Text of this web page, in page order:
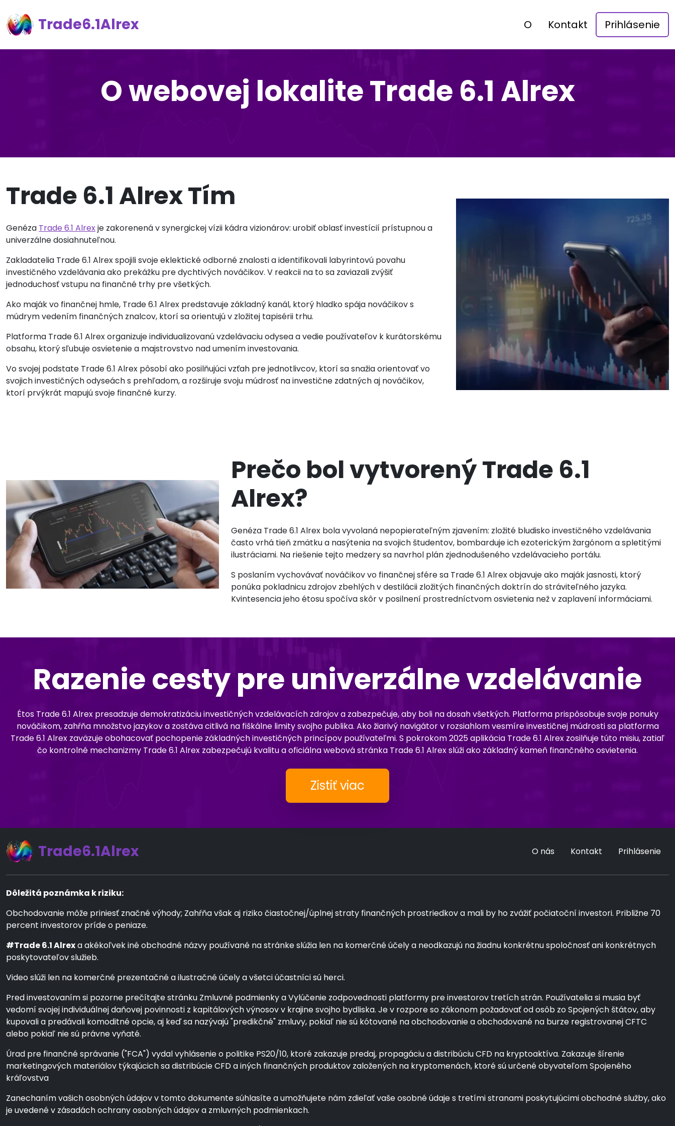
Trade6.1Alrex O Kontakt Prihlásenie
O webovej lokalite Trade 6.1 Alrex
Trade 6.1 Alrex Tím
Genéza Trade 6.1 Alrexje zakorenená v synergickej vízii kádra vizionárov: urobiť oblasť investícií prístupnou a
univerzálne dosiahnuteľnou.
Zakladatelia Trade 6.1 Alrex spojili svoje eklektické odborné znalosti a identifikovali labyrintovú povahu
investičného vzdelávania ako prekážku pre dychtivých nováčikov. V reakcii na to sa zaviazali zvýšiť
jednoduchosť vstupu na finančné trhy pre všetkých.
Ako maják vo finančnej hmle, Trade 6.1 Alrex predstavuje základný kanál, ktorý hladko spája nováčikov s
múdrym vedením finančných znalcov, ktorí sa orientujú v zložitej tapisérii trhu.
Platforma Trade 6.1 Alrex organizuje individualizovanú vzdelávaciu odysea a vedie používateľov k kurátorskému
obsahu, ktorý sľubuje osvietenie a majstrovstvo nad umením investovania.
Vo svojej podstate Trade 6.1 Alrex pôsobí ako posilňujúci vzťah pre jednotlivcov, ktorí sa snažia orientovať vo
svojich investičných odyseách s prehľadom, a rozširuje svoju múdrosť na investične zdatných aj nováčikov,
ktorí prvýkrát mapujú svoje finančné kurzy.
Prečo bol vytvorený Trade 6.1
Alrex?
Genéza Trade 6.1 Alrex bola vyvolaná nepopierateľným zjavením: zložité bludisko investičného vzdelávania
často vrhá tieň zmätku a nasýtenia na svojich študentov, bombarduje ich ezoterickým žargónom a spletitými
ilustráciami. Na riešenie tejto medzery sa navrhol plán zjednodušeného vzdelávacieho portálu.
S poslaním vychovávať nováčikov vo finančnej sfére sa Trade 6.1 Alrex objavuje ako maják jasnosti, ktorý
ponúka pokladnicu zdrojov zbehlých v destilácii zložitých finančných doktrín do stráviteľného jazyka.
Kvintesencia jeho étosu spočíva skôr v posilnení prostredníctvom osvietenia než v zaplavení informáciami.
Razenie cesty pre univerzálne vzdelávanie
Étos Trade 6.1 Alrex presadzuje demokratizáciu investičných vzdelávacích zdrojov a zabezpečuje, aby boli na dosah všetkých. Platforma prispôsobuje svoje ponuky
nováčikom, zahŕňa množstvo jazykov a zostáva citlivá na fiškálne limity svojho publika. Ako žiarivý navigátor v rozsiahlom vesmíre investičnej múdrosti sa platforma
Trade 6.1 Alrex zaväzuje obohacovať pochopenie základných investičných princípov používateľmi. S pokrokom 2025 aplikácia Trade 6.1 Alrex zosilňuje túto misiu, zatiaľ
čo kontrolné mechanizmy Trade 6.1 Alrex zabezpečujú kvalitu a oficiálna webová stránka Trade 6.1 Alrex slúži ako základný kameň finančného osvietenia.
Zistiť viac
Trade6.1Alrex O nás Kontakt Prihlásenie
Dôležitá poznámka k riziku:
Obchodovanie môže priniesť značné výhody; Zahŕňa však aj riziko čiastočnej/úplnej straty finančných prostriedkov a mali by ho zvážiť počiatoční investori. Približne 70
percent investorov príde o peniaze.
#Trade 6.1 Alrexa akékoľvek iné obchodné názvy používané na stránke slúžia len na komerčné účely a neodkazujú na žiadnu konkrétnu spoločnosť ani konkrétnych
poskytovateľov služieb.
Video slúži len na komerčné prezentačné a ilustračné účely a všetci účastníci sú herci.
Pred investovaním si pozorne prečítajte stránku Zmluvné podmienky a Vylúčenie zodpovednosti platformy pre investorov tretích strán. Používatelia si musia byť
vedomí svojej individuálnej daňovej povinnosti z kapitálových výnosov v krajine svojho bydliska. Je v rozpore so zákonom požadovať od osôb zo Spojených štátov, aby
kupovali a predávali komoditné opcie, aj keď sa nazývajú "predikčné" zmluvy, pokiaľ nie sú kótované na obchodovanie a obchodované na burze registrovanej CFTC
alebo pokiaľ nie sú právne vyňaté.
Úrad pre finančné správanie ("FCA") vydal vyhlásenie o politike PS20/10, ktoré zakazuje predaj, propagáciu a distribúciu CFD na kryptoaktíva. Zakazuje šírenie
marketingových materiálov týkajúcich sa distribúcie CFD a iných finančných produktov založených na kryptomenách, ktoré sú určené obyvateľom Spojeného
kráľovstva
Zanechaním vašich osobných údajov v tomto dokumente súhlasíte a umožňujete nám zdieľať vaše osobné údaje s tretími stranami poskytujúcimi obchodné služby, ako
je uvedené v zásadách ochrany osobných údajov a zmluvných podmienkach.